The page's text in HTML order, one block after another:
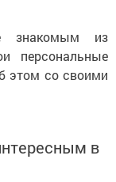
знакомым из
персональные
этом со своими
в